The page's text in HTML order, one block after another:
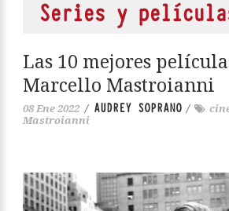
Series y
Las 10 mejores
Marcello Mastroianni
08 Ene 2022 / AUDREY SOPRANO /
Mastroianni